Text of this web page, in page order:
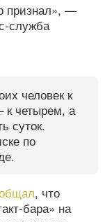
признал», —
служба
человек к
к четырем, а
суток.
по
, что
бара» на